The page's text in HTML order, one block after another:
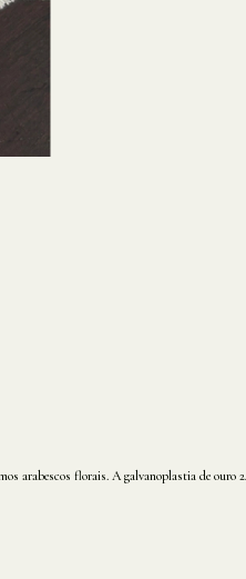
arabescos florais. A galvanoplastia de ouro